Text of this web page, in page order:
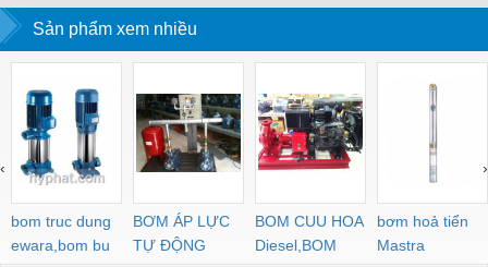
L826R-4BDB HGP-
53A-L33R-X1-2B-G-13
HGP-555A-L48R-Z-
L36L-X-4BD HGP-22A-
F92L-X-4BJ HGP-53A-
L44R-Z-4BD-P-13
2A-F12R HGP-2A-F3R
HGP-22A-F4R4R HGP-
222A-F4RF4RF4R
3A-F6R HGP-33A-
F14R14R
004 HR-013 HR-013 /
/ E 20 JPQ-222 JPQ-
PC12-01
03 PL8-02 PL8-
PL6-02 PL4-
Sản phẩm xem nhiều
bom truc dung
ewara,bom bu
BƠM ÁP LỰC
TỰ ĐỘNG
BOM CUU HOA
Diesel,BOM
bơm hoả tiển
Mastra
‹ ›